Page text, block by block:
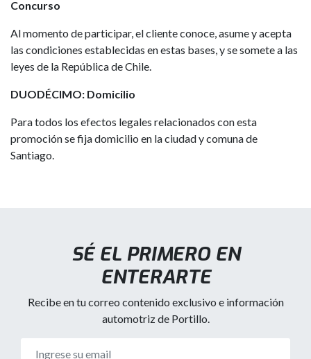
Concurso
Al momento de participar, el cliente conoce, asume y acepta
las condiciones establecidas en estas bases, y se somete a las
leyes de la República de Chile.
DUODÉCIMO: Domicilio
Para todos los efectos legales relacionados con esta
promoción se fija domicilio en la ciudad y comuna de
Santiago.
SÉ EL PRIMERO EN
ENTERARTE
Recibe en tu correo contenido exclusivo e información
automotriz de Portillo.